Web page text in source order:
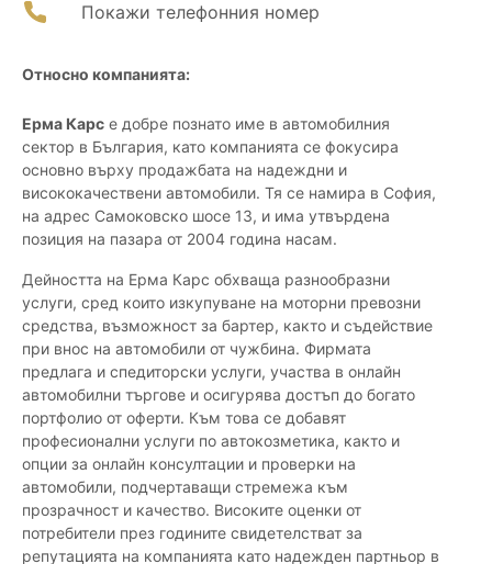
Покажи телефонния номер
Относно компанията:
Ерма Карс е добре познато име в автомобилния
сектор в България, като компанията се фокусира
основно върху продажбата на надеждни и
висококачествени автомобили. Тя се намира в София,
на адрес Самоковско шосе 13, и има утвърдена
позиция на пазара от 2004 година насам.
Дейността на Ерма Карс обхваща разнообразни
услуги, сред които изкупуване на моторни превозни
средства, възможност за бартер, както и съдействие
при внос на автомобили от чужбина. Фирмата
предлага и спедиторски услуги, участва в онлайн
автомобилни търгове и осигурява достъп до богато
портфолио от оферти. Към това се добавят
професионални услуги по автокозметика, както и
опции за онлайн консултации и проверки на
автомобили, подчертаващи стремежа към
прозрачност и качество. Високите оценки от
потребители през годините свидетелстват за
репутацията на компанията като надежден партньор в